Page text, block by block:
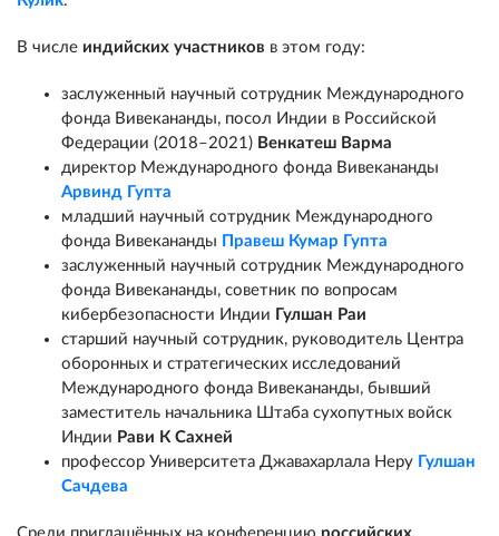
В числе индийских участников в этом году:
заслуженный научный сотрудник Международного
фонда Вивекананды, посол Индии в Российской
Федерации (2018–2021) Венкатеш Варма
директор Международного фонда Вивекананды
Арвинд Гупта
младший научный сотрудник Международного
фонда Вивекананды Правеш Кумар Гупта
заслуженный научный сотрудник Международного
фонда Вивекананды, советник по вопросам
кибербезопасности Индии Гулшан Раи
старший научный сотрудник, руководитель Центра
оборонных и стратегических исследований
Международного фонда Вивекананды, бывший
заместитель начальника Штаба сухопутных войск
Индии Рави К Сахней
профессор Университета Джавахарлала Неру Гулшан
Сачдева